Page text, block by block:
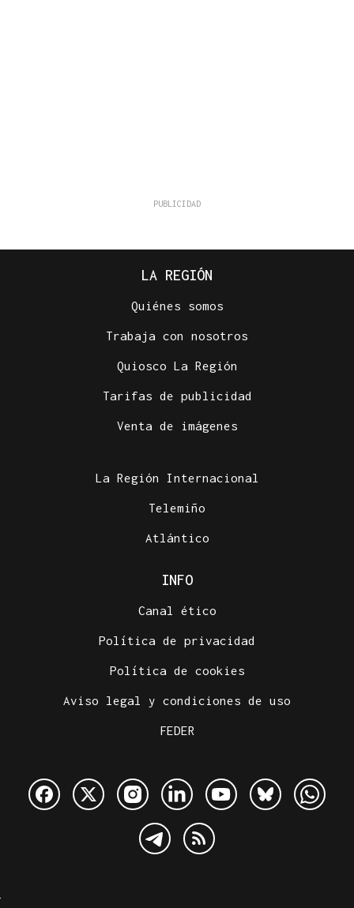
LA REGIÓN
Quiénes somos
Trabaja con nosotros
Quiosco La Región
Tarifas de publicidad
Venta de imágenes
La Región Internacional
Telemiño
Atlántico
INFO
Canal ético
Política de privacidad
Política de cookies
Aviso legal y condiciones de uso
FEDER